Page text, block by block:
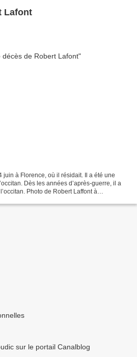
Lafont
juin à Florence, où il résidait. Il a été une
Dès les années d’après-guerre, il a
Photo de Robert Laffont à
sur le portail Canalblog